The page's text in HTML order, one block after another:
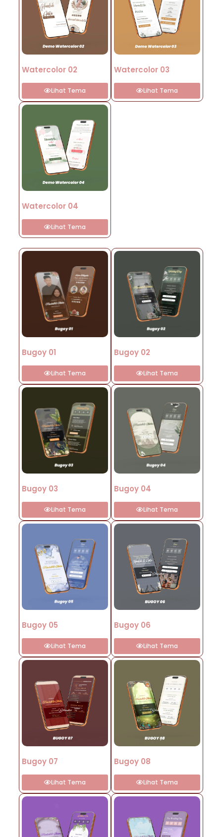
Watercolor 02
Lihat Tema
Watercolor 03
Lihat Tema
Watercolor 04
Lihat Tema
Bugoy 01
Lihat Tema
Bugoy 02
Lihat Tema
Bugoy 03
Lihat Tema
Bugoy 04
Lihat Tema
Bugoy 05
Lihat Tema
Bugoy 06
Lihat Tema
Bugoy 07
Lihat Tema
Bugoy 08
Lihat Tema